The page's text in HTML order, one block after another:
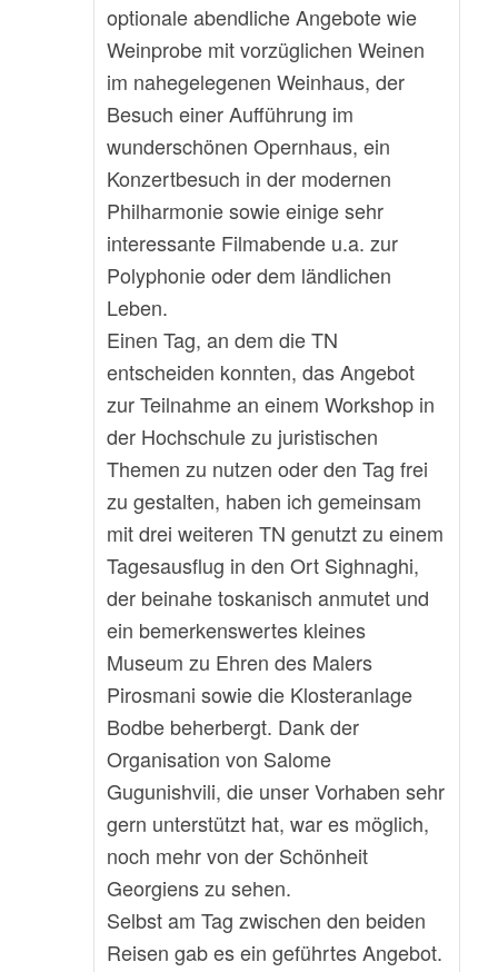
optionale abendliche Angebote wie
Weinprobe mit vorzüglichen Weinen
im nahegelegenen Weinhaus, der
Besuch einer Aufführung im
wunderschönen Opernhaus, ein
Konzertbesuch in der modernen
Philharmonie sowie einige sehr
interessante Filmabende u.a. zur
Polyphonie oder dem ländlichen
Leben.
Einen Tag, an dem die TN
entscheiden konnten, das Angebot
zur Teilnahme an einem Workshop in
der Hochschule zu juristischen
Themen zu nutzen oder den Tag frei
zu gestalten, haben ich gemeinsam
mit drei weiteren TN genutzt zu einem
Tagesausflug in den Ort Sighnaghi,
der beinahe toskanisch anmutet und
ein bemerkenswertes kleines
Museum zu Ehren des Malers
Pirosmani sowie die Klosteranlage
Bodbe beherbergt. Dank der
Organisation von Salome
Gugunishvili, die unser Vorhaben sehr
gern unterstützt hat, war es möglich,
noch mehr von der Schönheit
Georgiens zu sehen.
Selbst am Tag zwischen den beiden
Reisen gab es ein geführtes Angebot.